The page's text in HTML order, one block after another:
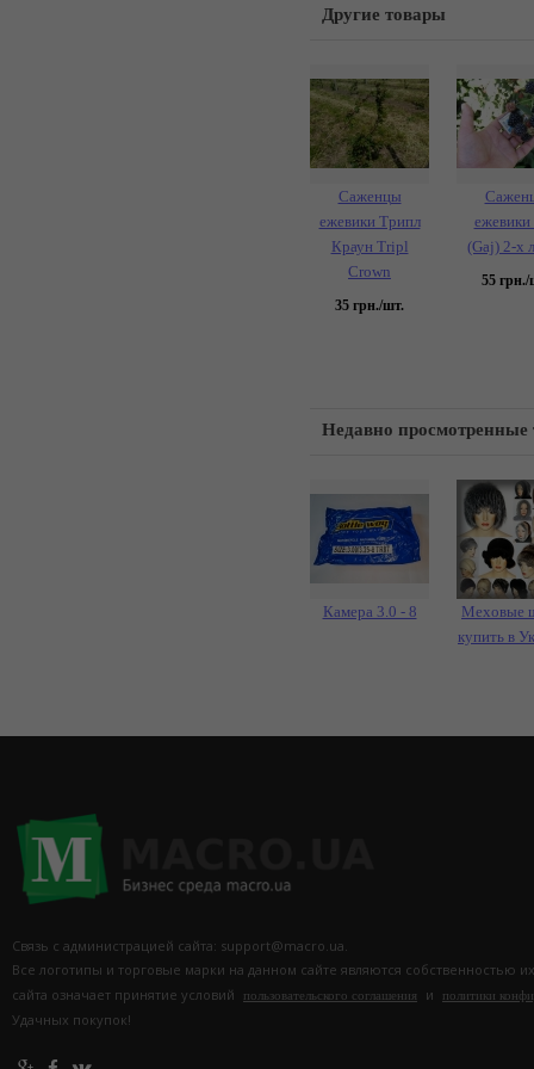
Другие товары
Саженцы
ежевики Трипл
Краун Tripl
Crown
35 грн./шт.
ежевики
(Gaj) 2-х
55 грн./
Недавно просмотренные
Камера 3.0 - 8
Меховые
купить в
Связь с администрацией сайта: support@macro.ua.
Все логотипы и торговые марки на данном сайте являются собственностью
сайта означает принятие условий
пользовательского соглашения и политики
Удачных покупок!